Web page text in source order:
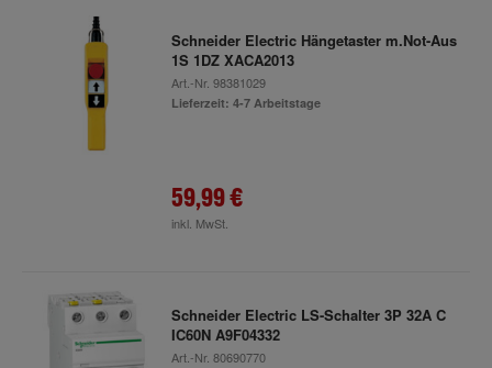
Schneider Electric Hängetaster m.Not-Aus
1S 1DZ XACA2013
Art.-Nr. 98381029
Lieferzeit: 4-7 Arbeitstage
59,99 €
inkl. MwSt.
Schneider Electric LS-Schalter 3P 32A C
IC60N A9F04332
Art.-Nr. 80690770